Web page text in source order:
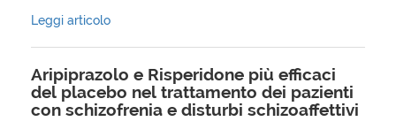
Leggi articolo
Aripiprazolo e Risperidone più efficaci
del placebo nel trattamento dei pazienti
con schizofrenia e disturbi schizoaffettivi